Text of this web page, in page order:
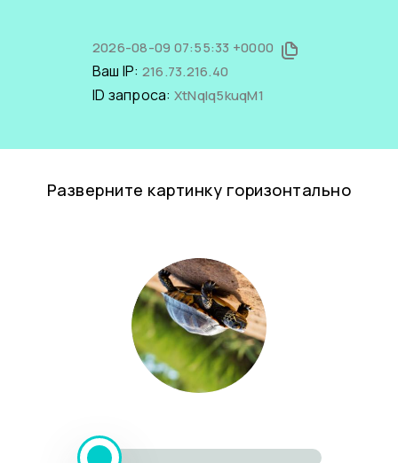
2026-08-09 07:55:33 +0000
Ваш IP: 216.73.216.40
ID запроса: XtNqlq5kuqM1
Разверните картинку горизонтально